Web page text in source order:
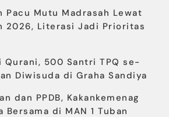
Pacu Mutu Madrasah Lewat
2026, Literasi Jadi Prioritas
Qurani, 500 Santri TPQ se-
Diwisuda di Graha Sandiya
dan PPDB, Kakankemenag
Bersama di MAN 1 Tuban